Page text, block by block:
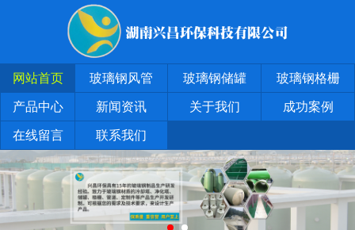
网站首页 玻璃钢风管 玻璃钢储罐 玻璃钢格栅
产品中心 新闻资讯 关于我们 成功案例
在线留言 联系我们